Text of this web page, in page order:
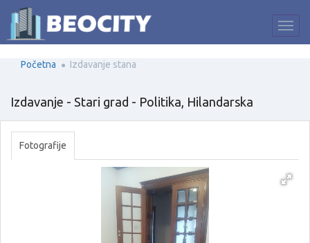
Početna Izdavanje stana
Izdavanje - Stari grad - Politika, Hilandarska
Fotografije